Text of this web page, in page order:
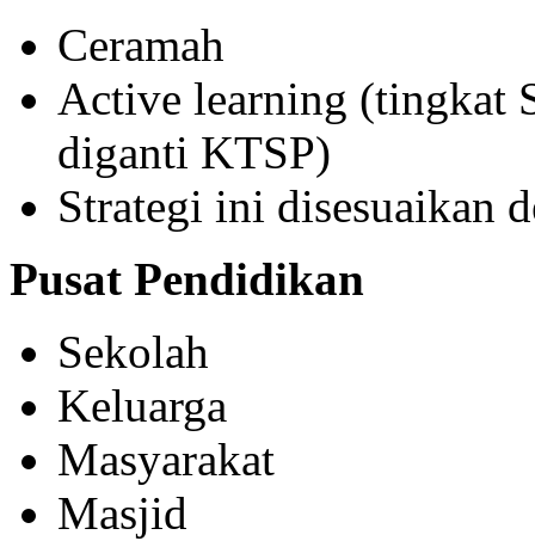
Ceramah
Active learning (tingkat
diganti KTSP)
Strategi ini disesuaikan
Pusat Pendidikan
Sekolah
Keluarga
Masyarakat
Masjid